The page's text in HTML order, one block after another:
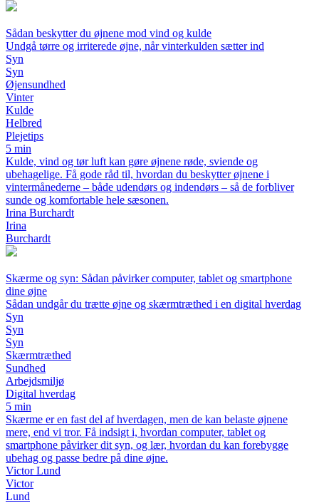
Sådan beskytter du øjnene mod vind og kulde
Undgå tørre og irriterede øjne, når vinterkulden sætter ind
Syn
Syn
Øjensundhed
Vinter
Kulde
Helbred
Plejetips
5 min
Kulde, vind og tør luft kan gøre øjnene røde, sviende og
ubehagelige. Få gode råd til, hvordan du beskytter øjnene i
vintermånederne – både udendørs og indendørs – så de forbliver
sunde og komfortable hele sæsonen.
Irina Burchardt
Irina
Burchardt
Skærme og syn: Sådan påvirker computer, tablet og smartphone
dine øjne
Sådan undgår du trætte øjne og skærmtræthed i en digital hverdag
Syn
Syn
Syn
Skærmtræthed
Sundhed
Arbejdsmiljø
Digital hverdag
5 min
Skærme er en fast del af hverdagen, men de kan belaste øjnene
mere, end vi tror. Få indsigt i, hvordan computer, tablet og
smartphone påvirker dit syn, og lær, hvordan du kan forebygge
ubehag og passe bedre på dine øjne.
Victor Lund
Victor
Lund